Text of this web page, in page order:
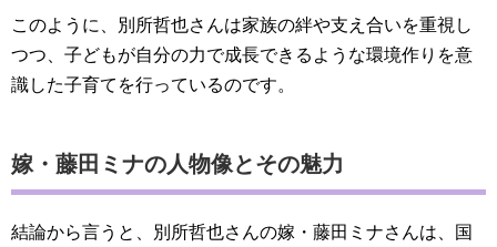
このように、別所哲也さんは家族の絆や支え合いを重視し
つつ、子どもが自分の力で成長できるような環境作りを意
識した子育てを行っているのです。
嫁・藤田ミナの人物像とその魅力
結論から言うと、別所哲也さんの嫁・藤田ミナさんは、国